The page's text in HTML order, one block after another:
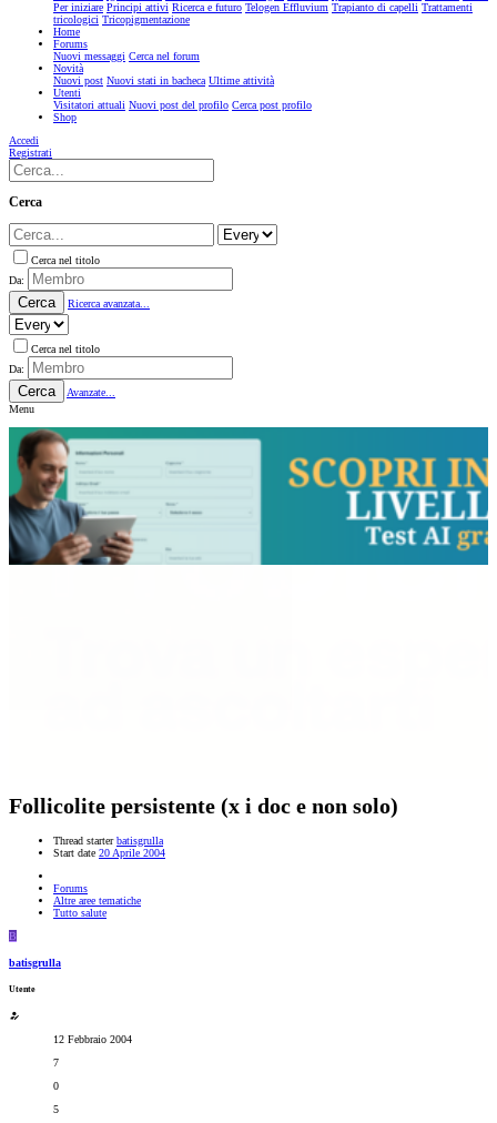
Per iniziare Principi attivi Ricerca e futuro Telogen Effluvium Trapianto di capelli Trattamenti
tricologici Tricopigmentazione
Home
Forums
Nuovi messaggi Cerca nel forum
Novità
Nuovi post Nuovi stati in bacheca Ultime attività
Utenti
Visitatori attuali Nuovi post del profilo Cerca post profilo
Shop
Accedi
Registrati
Cerca
Cerca nel titolo
Da:
Cerca Ricerca avanzata...
Cerca nel titolo
Da:
Cerca
Avanzate...
Menu
Follicolite persistente (x i doc e non solo)
Thread starter batisgrulla
Start date 20 Aprile 2004
Forums
Altre aree tematiche
Tutto salute
B
batisgrulla
Utente
12 Febbraio 2004
7
0
5